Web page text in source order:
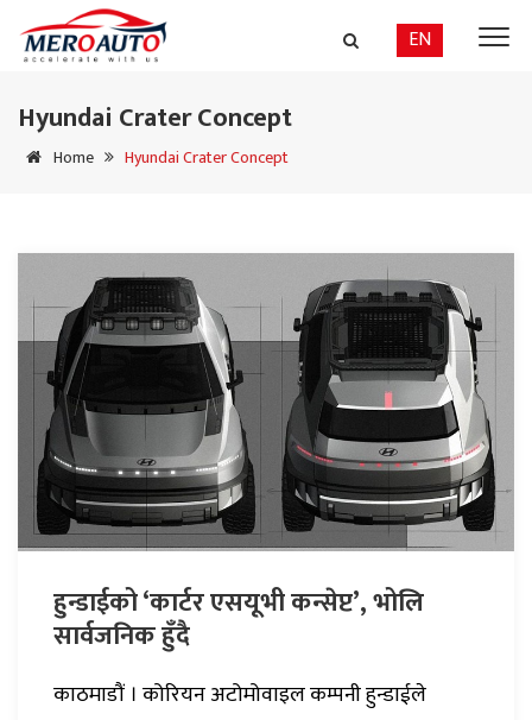
EN
Hyundai Crater Concept
Home Hyundai Crater Concept
हुन्डाईको ‘कार्टर एसयूभी कन्सेप्ट’, भोलि
सार्वजनिक हुँदै
काठमाडौं । कोरियन अटोमोवाइल कम्पनी हुन्डाईले